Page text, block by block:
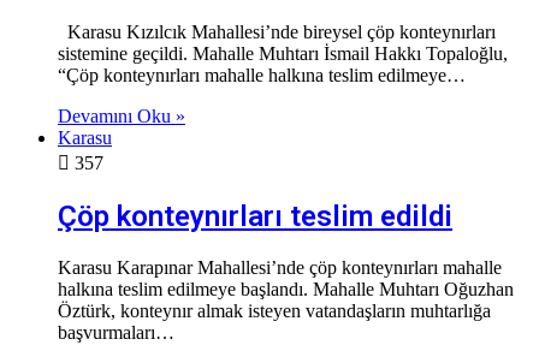
Karasu Kızılcık Mahallesi’nde bireysel çöp konteynırları
sistemine geçildi. Mahalle Muhtarı İsmail Hakkı Topaloğlu,
“Çöp konteynırları mahalle halkına teslim edilmeye…
Devamını Oku »
Karasu
357
Çöp konteynırları teslim edildi
Karasu Karapınar Mahallesi’nde çöp konteynırları mahalle
halkına teslim edilmeye başlandı. Mahalle Muhtarı Oğuzhan
Öztürk, konteynır almak isteyen vatandaşların muhtarlığa
başvurmaları…